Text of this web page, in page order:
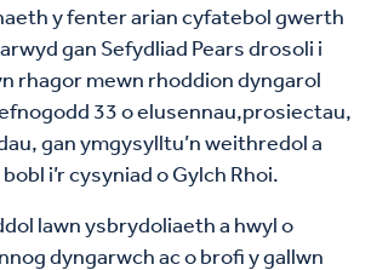
y fenter arian cyfatebol gwerth
gan Sefydliad Pears drosoli i
rhagor mewn rhoddion dyngarol
33 o elusennau,prosiectau,
gan ymgysylltu’n weithredol a
i’r cysyniad o Gylch Rhoi.
lawn ysbrydoliaeth a hwyl o
dyngarwch ac o brofi y gallwn